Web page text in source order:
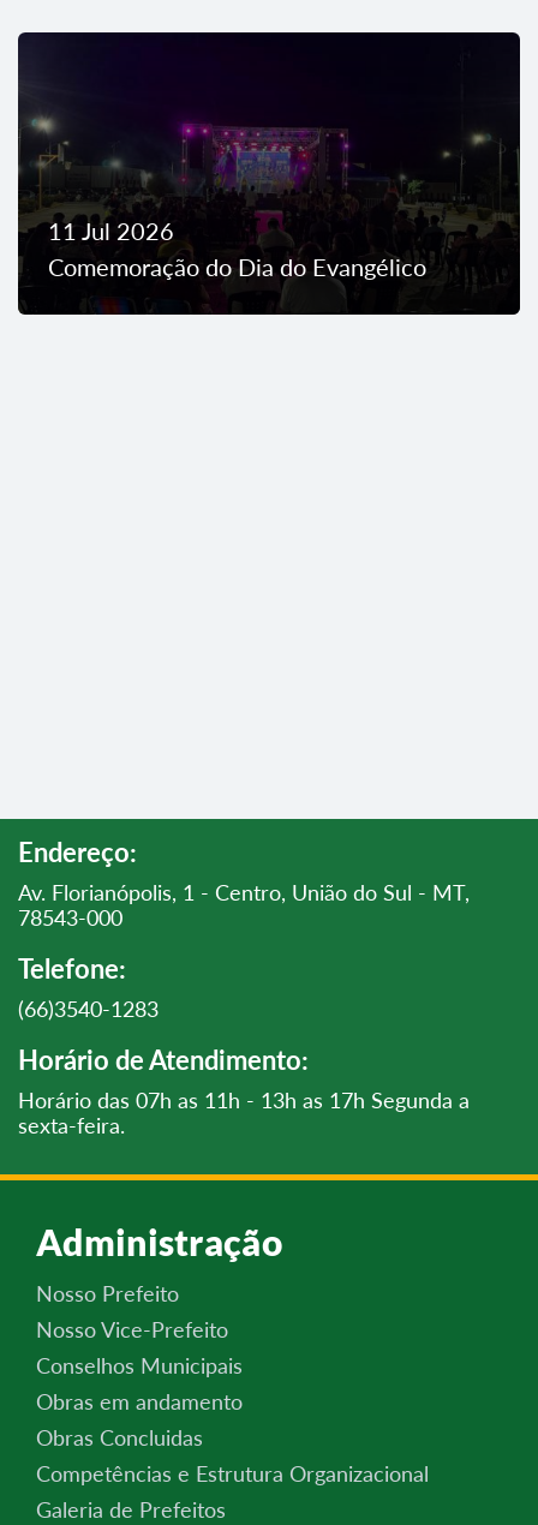
11 Jul 2026
Comemoração do Dia do Evangélico
Endereço:
Av. Florianópolis, 1 - Centro, União do Sul - MT,
78543-000
Telefone:
(66)3540-1283
Horário de Atendimento:
Horário das 07h as 11h - 13h as 17h Segunda a
sexta-feira.
Administração
Nosso Prefeito
Nosso Vice-Prefeito
Conselhos Municipais
Obras em andamento
Obras Concluidas
Competências e Estrutura Organizacional
Galeria de Prefeitos